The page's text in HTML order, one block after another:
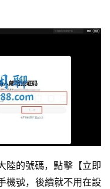
陸的號碼，點擊【立即
機號，後續就不用在設